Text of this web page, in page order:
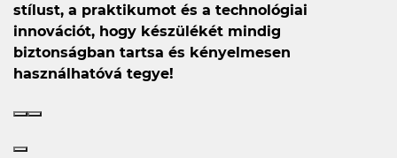
stílust, a praktikumot és a technológiai
innovációt, hogy készülékét mindig
biztonságban tartsa és kényelmesen
használhatóvá tegye!